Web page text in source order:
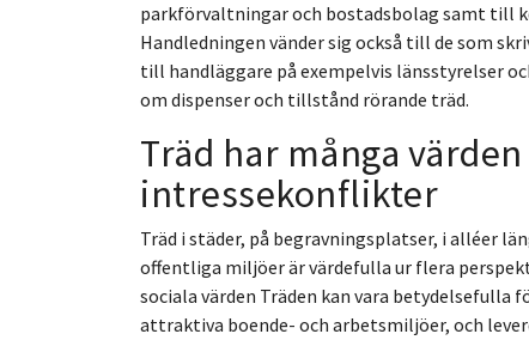
parkförvaltningar och bostadsbolag samt till
Handledningen vänder sig också till de som
till handläggare på exempelvis länsstyrelser
om dispenser och tillstånd rörande träd.
Träd har många
intressekonflikter
Träd i städer, på begravningsplatser, i alléer
offentliga miljöer är värdefulla ur flera
sociala värden Träden kan vara
attraktiva boende- och arbetsmiljöer, och